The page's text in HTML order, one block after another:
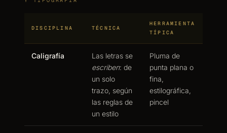
DISCIPLINA TÉCNICA
HERRAMIENTA
TÍPICA
Caligrafía
Las letras se
escriben: de
un solo
trazo, según
las reglas de
un estilo
Pluma de
punta plana o
fina,
estilográfica,
pincel